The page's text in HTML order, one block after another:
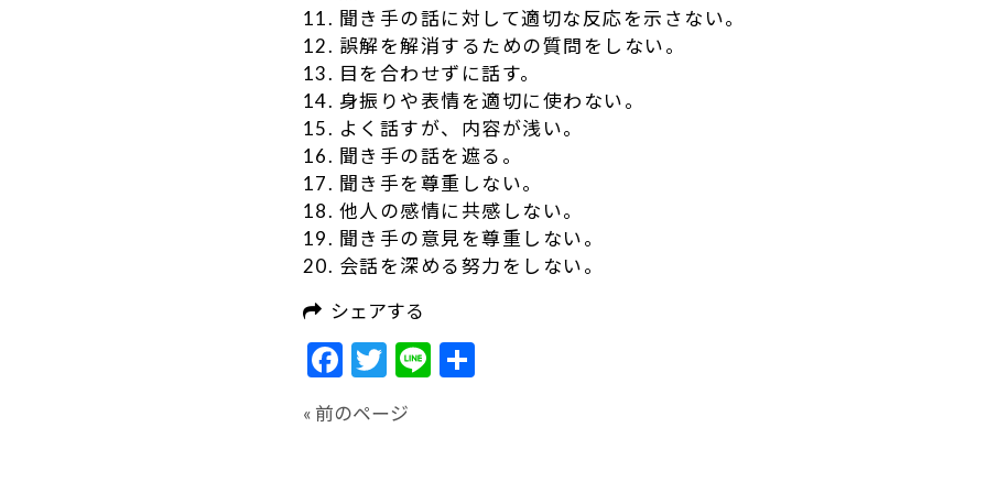
11. 聞き手の話に対して適切な反応を示さない。
12. 誤解を解消するための質問をしない。
13. 目を合わせずに話す。
14. 身振りや表情を適切に使わない。
15. よく話すが、内容が浅い。
16. 聞き手の話を遮る。
17. 聞き手を尊重しない。
18. 他人の感情に共感しない。
19. 聞き手の意見を尊重しない。
20. 会話を深める努力をしない。
シェアする
Facebook
Twitter
Line共
« 前のページ